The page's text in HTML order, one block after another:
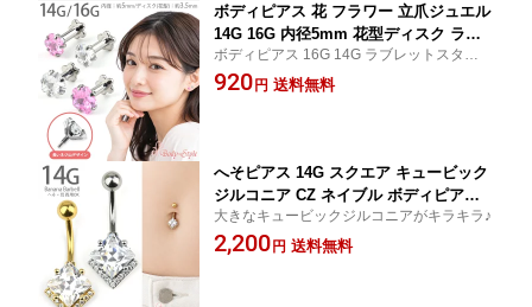
ボディピアス 花 フラワー 立爪ジュエル
14G 16G 内径5mm 花型ディスク ラブ
レットスタッド インターナル ネジ山 軟
骨ピアス サージカルステンレス 【立爪
ボディピアス 16G 14G ラブレットスタッド
花 フラワー 立爪 ジュエル トラガス 軟骨ピ
アス ヘリックス 耳たぶ
920円 送料無料
へそピアス 14G スクエア キュービック
ジルコニア CZ ネイブル ボディピアス
バナナバーベル サージカルステンレス
ゴールド シルバー レディース 金属アレ
大きなキュービックジルコニアがキラキラ♪
2,200円 送料無料